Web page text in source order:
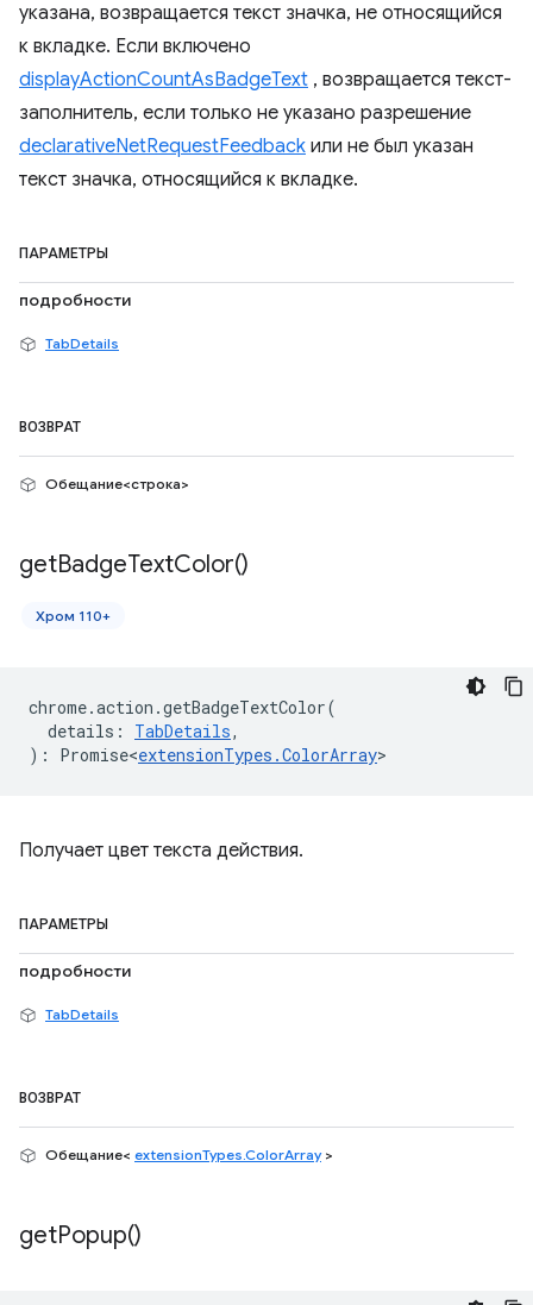
указана, возвращается текст значка, не относящийся
к вкладке. Если включено
displayActionCountAsBadgeText , возвращается текст-
заполнитель, если только не указано разрешение
declarativeNetRequestFeedback или не был указан
текст значка, относящийся к вкладке.
ПАРАМЕТРЫ
подробности
TabDetails
ВОЗВРАТ
Обещание<строка>
getBadgeTextColor()
Хром 110+
chrome.action .getBadgeTextColor(
details : TabDetails,
) : Promise<extensionTypes .ColorArray>
Получает цвет текста действия.
ПАРАМЕТРЫ
подробности
TabDetails
ВОЗВРАТ
Обещание< extensionTypes.ColorArray>
getPopup()